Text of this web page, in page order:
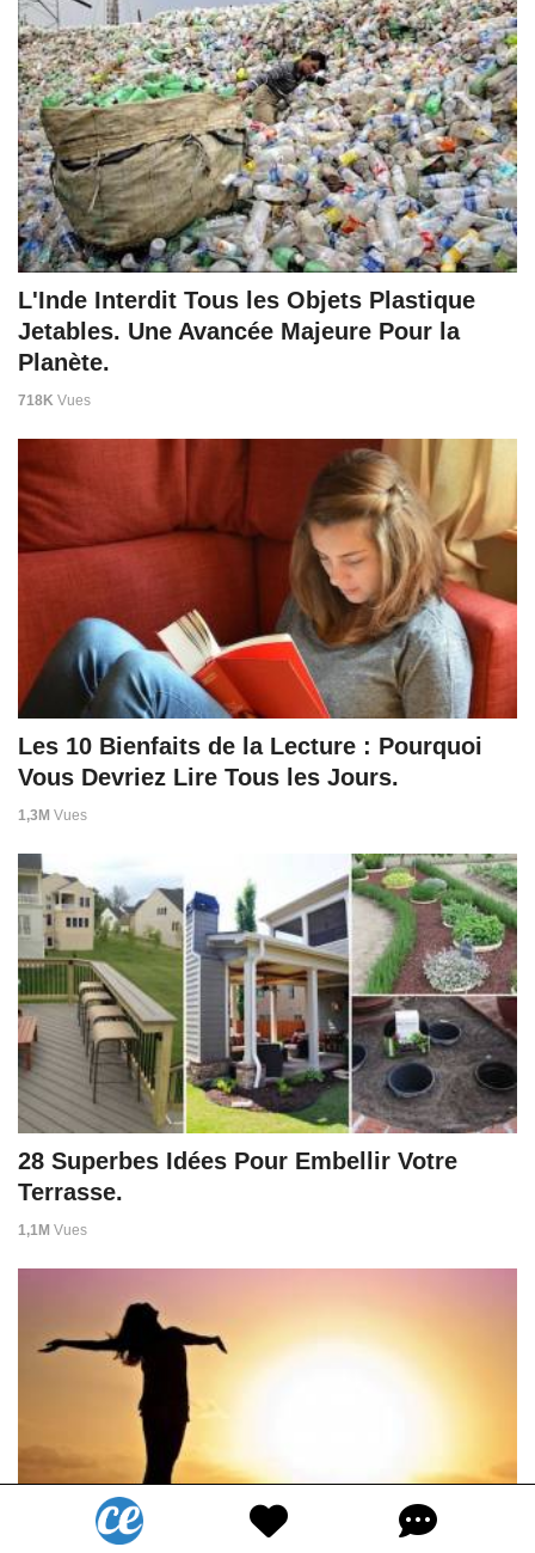
L'Inde Interdit Tous les Objets Plastique
Jetables. Une Avancée Majeure Pour la
Planète.
718K Vues
Les 10 Bienfaits de la Lecture : Pourquoi
Vous Devriez Lire Tous les Jours.
1,3M Vues
28 Superbes Idées Pour Embellir Votre
Terrasse.
1,1M Vues